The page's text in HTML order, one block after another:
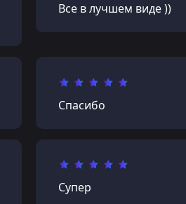
Все в лучшем виде ))
Спасибо
Супер